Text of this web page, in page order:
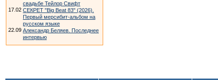
свадьбе Тейлор Свифт
17.02 СЕКРЕТ "Big Beat 83" (2026).
Первый мерсибит-альбом на
русском языке
22.09 Александр Беляев. Последнее
интервью